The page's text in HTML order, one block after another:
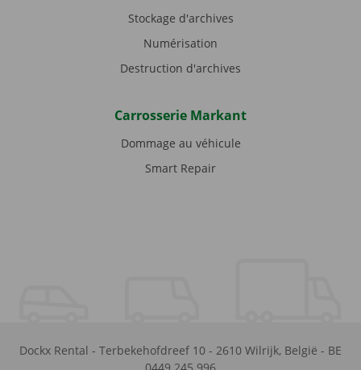
Stockage d'archives
Numérisation
Destruction d'archives
Carrosserie Markant
Dommage au véhicule
Smart Repair
Dockx Rental - Terbekehofdreef 10 - 2610 Wilrijk, België - BE